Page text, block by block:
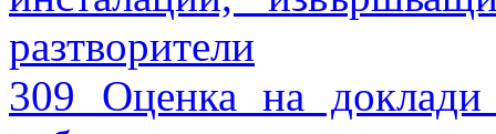
разтворители
309 Оценка на доклади